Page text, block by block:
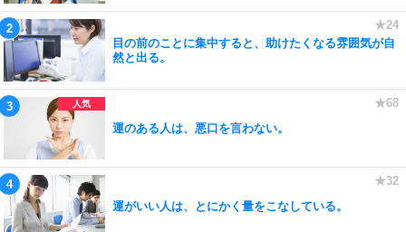
目の前のことに集中すると、助けたくなる雰囲気が自
然と出る。
運のある人は、悪口を言わない。
運がいい人は、とにかく量をこなしている。